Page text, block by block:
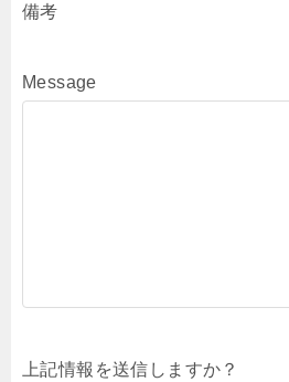
備考
Message
上記情報を送信しますか？